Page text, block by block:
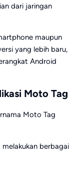
dari jaringan
maupun
yang lebih baru,
Android
Moto Tag
Moto Tag
berbagai